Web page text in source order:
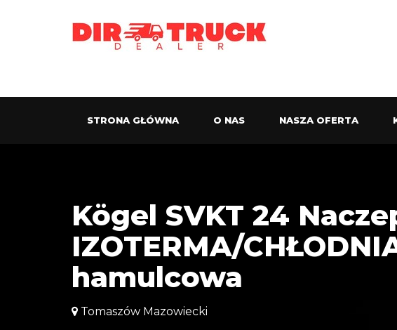
STRONA GŁÓWNA O NAS NASZA OFERTA
Kögel SVKT 24
IZOTERMA/
hamulcowa
Tomaszów Mazowiecki